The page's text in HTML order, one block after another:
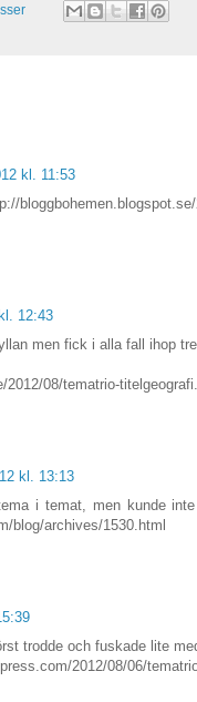
kl. 11:53
12:43
men fick i alla fall ihop
2012/08/tematrio-
kl. 13:13
i temat, men kunde
blog/archives/1530.html
trodde och fuskade lite
2012/08/06/